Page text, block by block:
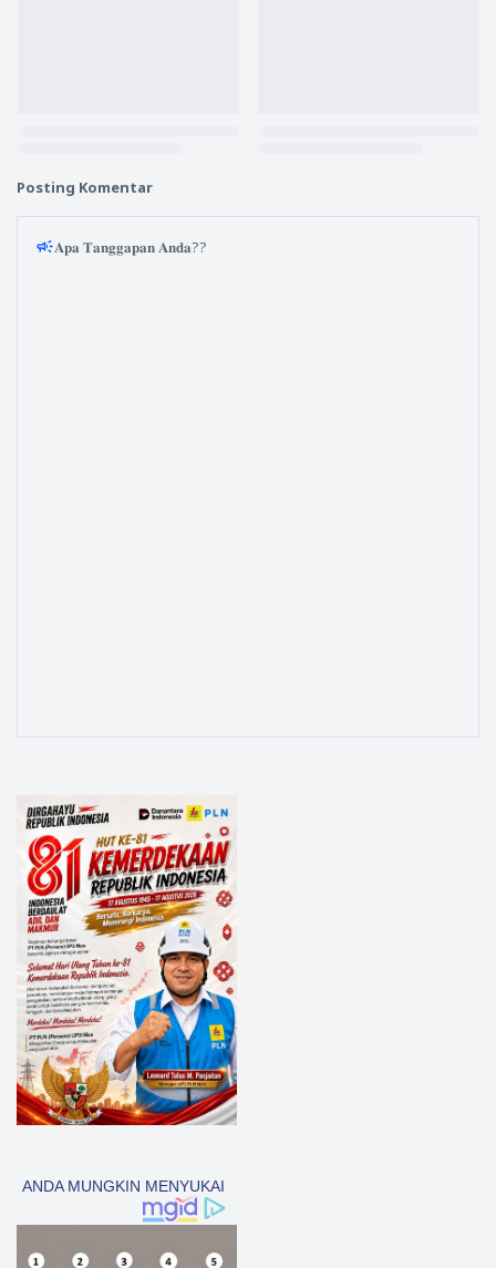
Posting Komentar
𝐀𝐩𝐚 𝐓𝐚𝐧𝐠𝐠𝐚𝐩𝐚𝐧 𝐀𝐧𝐝𝐚??